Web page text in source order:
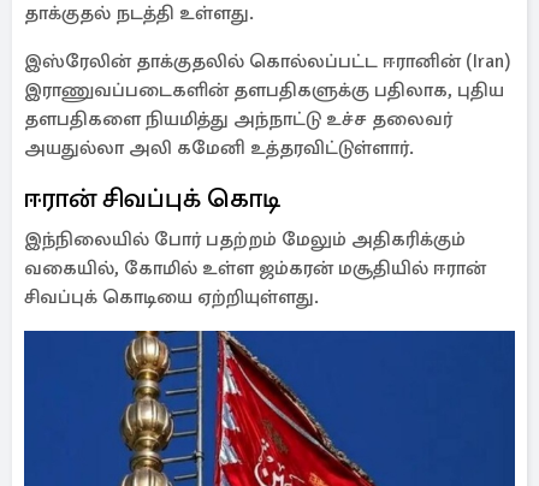
தாக்குதல் நடத்தி உள்ளது.
இஸ்ரேலின் தாக்குதலில் கொல்லப்பட்ட ஈரானின் (Iran)
இராணுவப்படைகளின் தளபதிகளுக்கு பதிலாக, புதிய
தளபதிகளை நியமித்து அந்நாட்டு உச்ச தலைவர்
அயதுல்லா அலி கமேனி உத்தரவிட்டுள்ளார்.
ஈரான் சிவப்புக் கொடி
இந்நிலையில் போர் பதற்றம் மேலும் அதிகரிக்கும்
வகையில், கோமில் உள்ள ஜம்கரன் மசூதியில் ஈரான்
சிவப்புக் கொடியை ஏற்றியுள்ளது.